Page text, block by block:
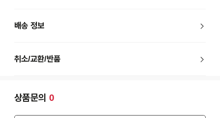
배송 정보
취소/교환/반품
상품문의 0